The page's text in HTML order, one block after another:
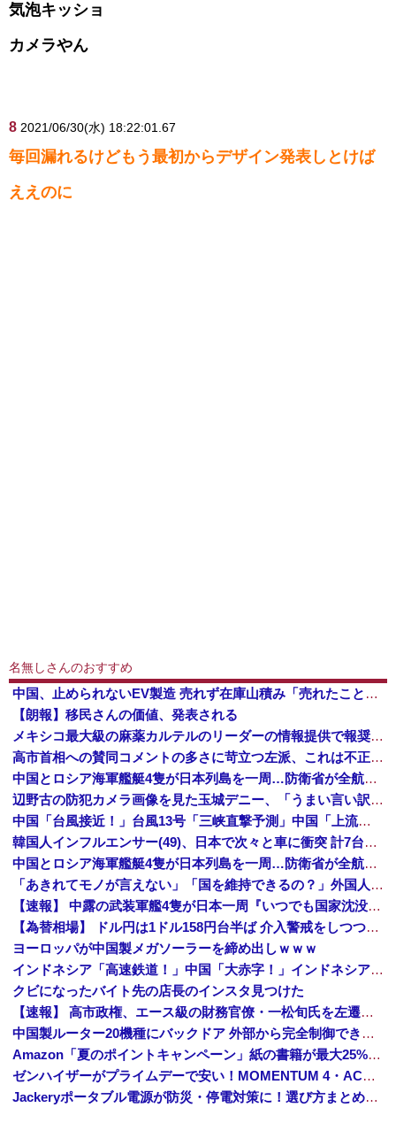
気泡キッショ
カメラやん
8 2021/06/30(水) 18:22:01.67
毎回漏れるけどもう最初からデザイン発表しとけば
ええのに
名無しさんのおすすめ
中国、止められないEV製造 売れず在庫山積み「売れたこと」にして補助金を騙し取る事案を思いつきが横行
【朗報】移民さんの価値、発表される
メキシコ最大級の麻薬カルテルのリーダーの情報提供で報奨金約39億円！
高市首相への賛同コメントの多さに苛立つ左派、これは不正工作に違いない！と確信してしまった結果……
中国とロシア海軍艦艇4隻が日本列島を一周…防衛省が全航路を公開！
辺野古の防犯カメラ画像を見た玉城デニー、「うまい言い訳が思いつかなかったからそれかよ」と有権者を呆れさせるコメントを……
中国「台風接近！」台風13号「三峡直撃予測」中国「上流大洪水！（三峡上流」中国都市「8/5の映像（動画」三峡ダム「緊急放流（決壊危機」中国「下流大水害（震え声」→
韓国人インフルエンサー(49)、日本で次々と車に衝突 計7台巻き込み 八王子
中国とロシア海軍艦艇4隻が日本列島を一周…防衛省が全航路を公開！
「あきれてモノが言えない」「国を維持できるの？」外国人の永住許可要件の厳格化で在日中国人の本音は？
【速報】 中露の武装軍艦4隻が日本一周『いつでも国家沈没させられるぞ』
【為替相場】 ドル円は1ドル158円台半ば 介入警戒をしつつ円売りが続行
ヨーロッパが中国製メガソーラーを締め出しｗｗｗ
インドネシア「高速鉄道！」中国「大赤字！」インドネシア「運営会社の株式購入！（負債対策」中国「はい（巨額負債」インドネシア「700km延伸計画！（実質中止」→
クビになったバイト先の店長のインスタ見つけた
【速報】 高市政権、エース級の財務官僚・一松旬氏を左遷「彼は協力的でなかった」財務省の言いなりではないことが判明
中国製ルーター20機種にバックドア 外部から完全制御できる機能が仕込まれていた
Amazon「夏のポイントキャンペーン」紙の書籍が最大25%ポイント還元 対象と条件を整理（2026年7月）
ゼンハイザーがプライムデーで安い！MOMENTUM 4・ACCENTUMなど対象モデルまとめ！
Jackeryポータブル電源が防災・停電対策に！選び方まとめ【プライムデー最終日】